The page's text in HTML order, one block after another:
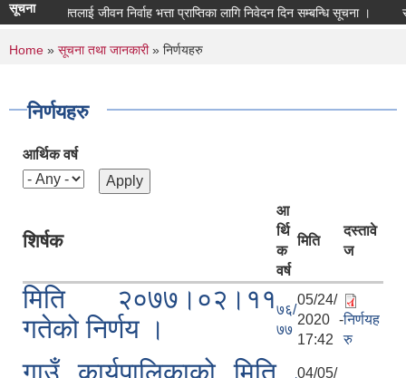
सूचना
ब्यक्तिलाई जीवन निर्वाह भत्ता प्राप्तिका लागि निवेदन दिन सम्बन्धि सूचना ।
You are here
Home » सूचना तथा जानकारी» निर्णयहरु
निर्णयहरु
आर्थिक वर्ष
शिर्षक
आ
र्थि
क
वर्ष
मिति
दस्तावे
ज
मिति २०७७।०२।११
गतेको निर्णय ।
७६/
७७
05/24/
2020 -
17:42
निर्णयह
रु
गाउँ कार्यपालिकाको मिति
04/05/